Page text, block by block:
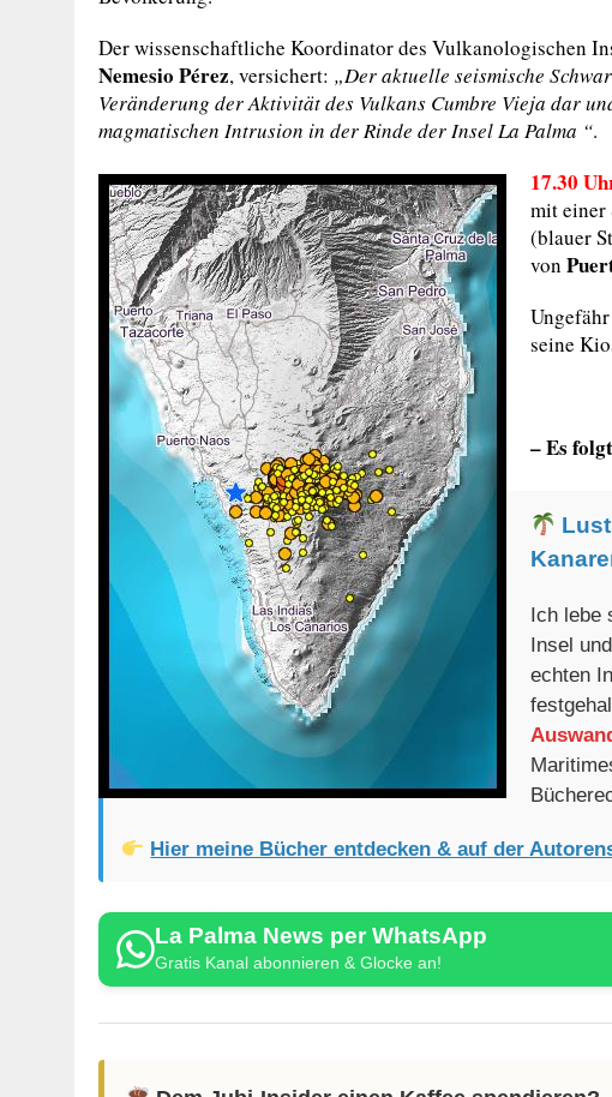
Der wissenschaftliche Koordinator des Vulkanologischen
Nemesio Pérez, versichert: „Der aktuelle seismische
Veränderung der Aktivität des Vulkans Cumbre Vieja dar
magmatischen Intrusion in der Rinde der Insel La Palma “.
17.30
mit einer
(blauer
von
seine
– Es
Ich lebe
Insel
echten
Hier meine Bücher entdecken & auf der
La Palma News per WhatsApp
Gratis Kanal abonnieren & Glocke an!